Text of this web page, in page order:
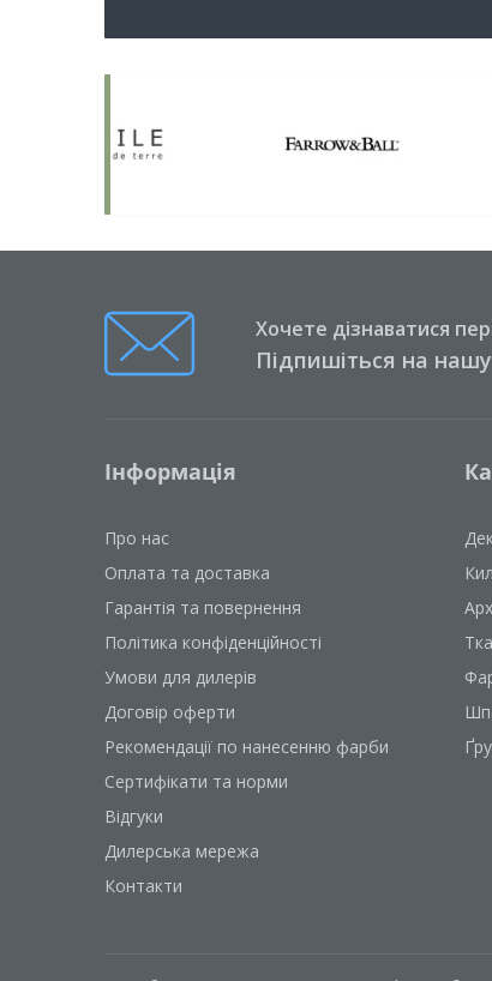
Хочете дізнаватися
Підпишіться на
Інформація
Про нас
Оплата та доставка
Гарантія та повернення
Політика конфіденційності
Умови для дилерів
Договір оферти
Рекомендації по нанесенню фарби
Сертифікати та норми
Відгуки
Дилерська мережа
Контакти